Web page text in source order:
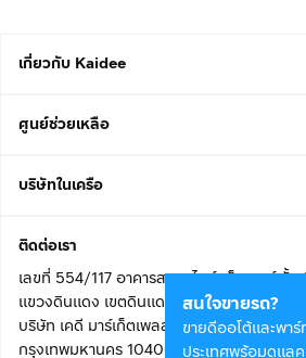
เกี่ยวกับ Kaidee
ศูนย์ช่วยเหลือ
บริษัทในเครือ
ติดต่อเรา
เลขที่ 554/117 อาคารสกายไนน์ เซ็นเตอร์
แขวงดินแดง เขตดินแดง
บริษัท เคดี มาร์เก็ตเพลส จำกัด (สำนักงานใ
กรุงเทพมหานคร 10400
สนใจขายรถ?
ขายดีออโต้และพา
ประเทศพร้อมดูแล